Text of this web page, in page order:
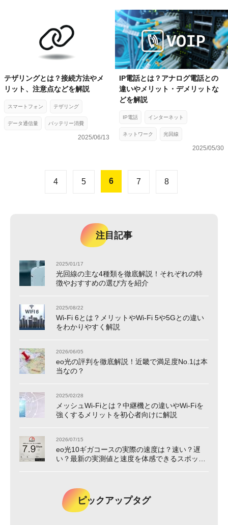
テザリングとは？接続方法やメ
リット、注意点などを解説
スマートフォン テザリング
データ通信量 バッテリー消費
2025/06/13
IP電話とは？アナログ電話との
違いやメリット・デメリットな
どを解説
IP電話 インターネット
ネットワーク 光回線
2025/05/30
4 5 6 7 8
注目記事
2025/01/17
光回線の主な4種類を徹底解説！それぞれの特
徴やおすすめの選び方を紹介
2025/08/22
Wi-Fi 6とは？メリットやWi-Fi 5や5Gとの違い
をわかりやすく解説
2026/06/05
eo光の評判を徹底解説！近畿で満足度No.1は本
当なの？
2025/02/28
メッシュWi-Fiとは？中継機との違いやWi-Fiを
強くするメリットを初心者向けに解説
2026/07/15
eo光10ギガコースの実際の速度は？速い？遅
い？最新の実測値と速度を体感できるスポット
ピックアップタグ